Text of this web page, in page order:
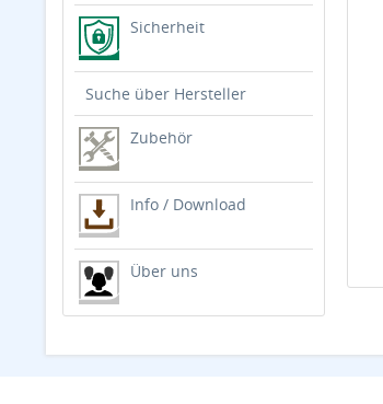
Sicherheit
Suche über Hersteller
Zubehör
Info / Download
Über uns